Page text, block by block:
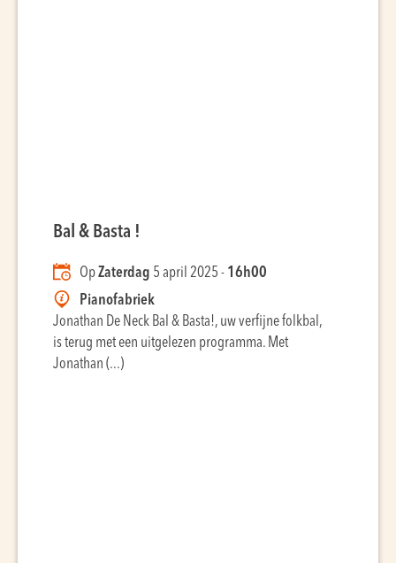
Bal & Basta !
OpZaterdag 5 april 2025 - 16h00
Pianofabriek
Jonathan De Neck Bal & Basta!, uw verfijne folkbal,
is terug met een uitgelezen programma. Met
Jonathan (...)